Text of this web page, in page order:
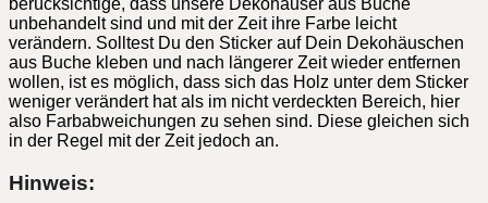
berücksichtige, dass unsere Dekohäuser aus Buche
unbehandelt sind und mit der Zeit ihre Farbe leicht
verändern. Solltest Du den Sticker auf Dein Dekohäuschen
aus Buche kleben und nach längerer Zeit wieder entfernen
wollen, ist es möglich, dass sich das Holz unter dem Sticker
weniger verändert hat als im nicht verdeckten Bereich, hier
also Farbabweichungen zu sehen sind. Diese gleichen sich
in der Regel mit der Zeit jedoch an.
Hinweis: